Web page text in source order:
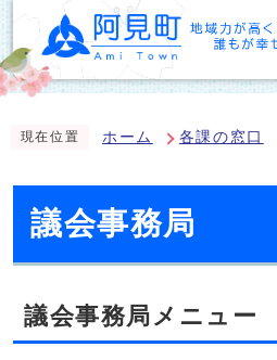
現在位置 ホーム 各課の窓口
議会事務局
議会事務局メニュー